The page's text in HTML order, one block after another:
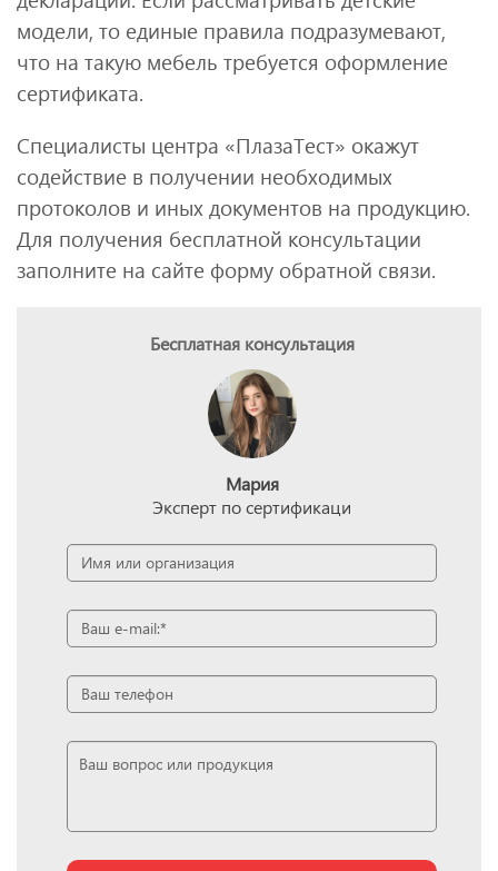
модели, то единые правила подразумевают,
что на такую мебель требуется оформление
сертификата.
Специалисты центра «ПлазаТест» окажут
содействие в получении необходимых
протоколов и иных документов на продукцию.
Для получения бесплатной консультации
заполните на сайте форму обратной связи.
Бесплатная консультация
Мария
Эксперт по сертификаци